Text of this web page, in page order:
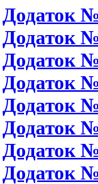
Додаток
Додаток
Додаток
Додаток
Додаток
Додаток
Додаток
Додаток